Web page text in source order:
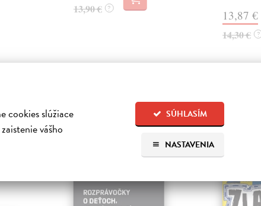
cookies slúžiace
vášho
SÚHLASÍM
NASTAVENIA
13,90 € ? 13,87 €
14,30 € ?
si kúpili aj: